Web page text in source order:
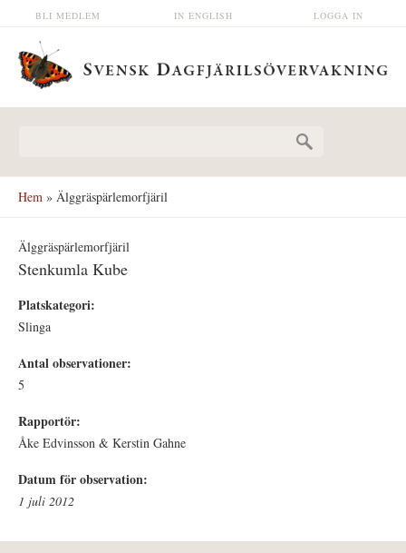
Hoppa till huvudinnehåll LOGGA IN
IN ENGLISH
BLI MEDLEM
Hem » Älggräspärlemorfjäril
Älggräspärlemorfjäril
Stenkumla Kube
Platskategori:
Slinga
Antal observationer:
5
Rapportör:
Åke Edvinsson & Kerstin Gahne
Datum för observation:
1 juli 2012